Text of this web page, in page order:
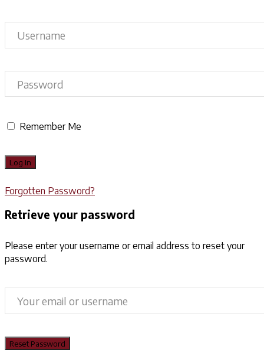
Remember Me
Forgotten Password?
Retrieve your password
Please enter your username or email address to reset your
password.